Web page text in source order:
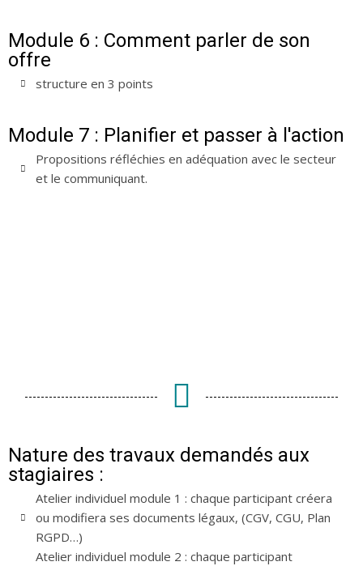
Module 6 : Comment parler de son
offre
structure en 3 points
Module 7 : Planifier et passer à l'action
Propositions réfléchies en adéquation avec le secteur
et le communiquant.
Nature des travaux demandés aux
stagiaires :
Atelier individuel module 1 : chaque participant créera
ou modifiera ses documents légaux, (CGV, CGU, Plan
RGPD…)
Atelier individuel module 2 : chaque participant